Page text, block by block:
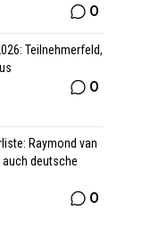
0
Teilnehmerfeld,
0
Raymond van
deutsche
0